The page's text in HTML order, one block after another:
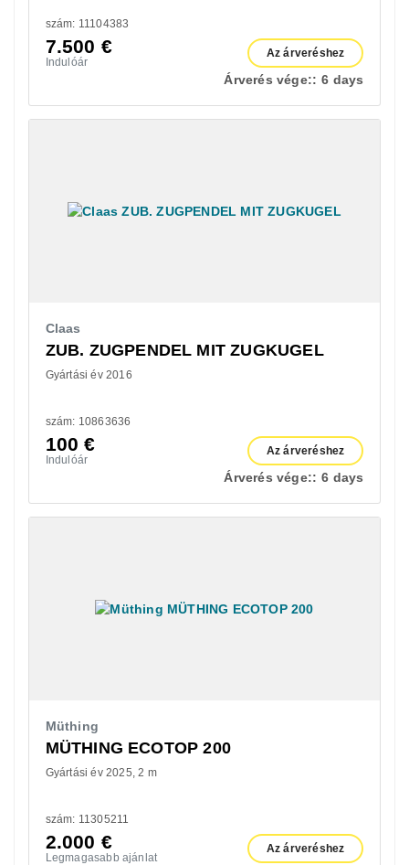
szám: 11104383
7.500 €
Indulóár
Az árveréshez
Árverés vége:: 6 days
Claas
ZUB. ZUGPENDEL MIT ZUGKUGEL
Gyártási év 2016
szám: 10863636
100€
Indulóár
Az árveréshez
Árverés vége:: 6 days
Müthing
MÜTHING ECOTOP 200
Gyártási év 2025 2 m
szám: 11305211
2.000 €
Legmagasabb ajánlat
Az árveréshez